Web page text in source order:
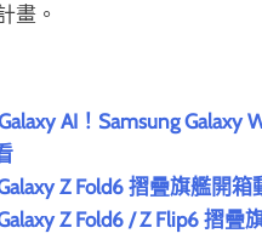
畫。
AI！Samsung Galaxy
Z Fold6 摺疊旗艦開
Z Fold6 / Z Flip6 摺